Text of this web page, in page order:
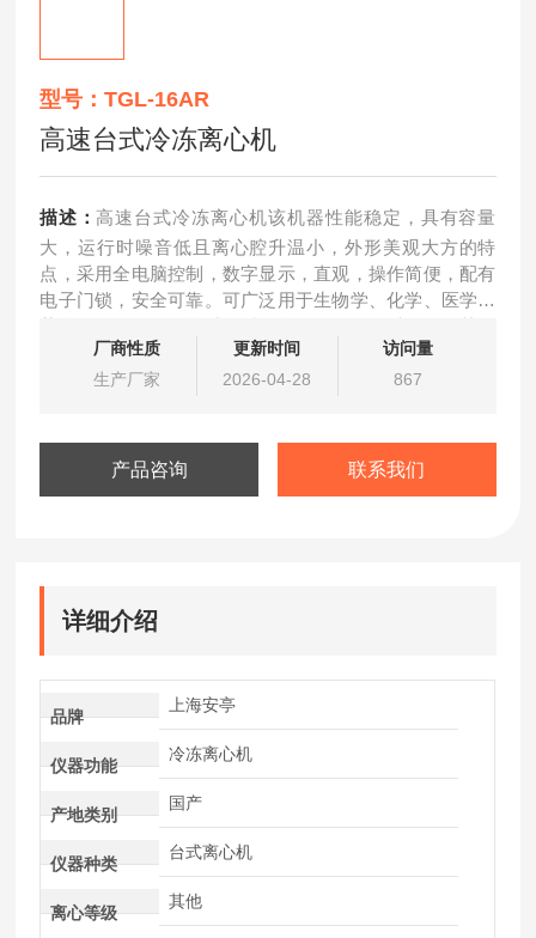
型号：TGL-16AR
高速台式冷冻离心机
描述： 高速台式冷冻离心机该机器性能稳定，具有容量
大，运行时噪音低且离心腔升温小，外形美观大方的特
点，采用全电脑控制，数字显示，直观，操作简便，配有
电子门锁，安全可靠。可广泛用于生物学、化学、医学、
悬浮物液体进行分离制备工作。
厂商性质
生产厂家
更新时间
2026-04-28
访问量
867
产品咨询 联系我们
详细介绍
品牌
上海安亭
仪器功能
冷冻离心机
产地类别
国产
仪器种类
台式离心机
离心等级
其他